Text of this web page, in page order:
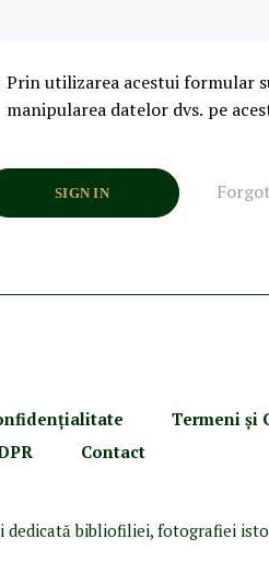
Prin utilizarea acestui formular
manipularea datelor dvs. pe
SIGN IN
ialitate
Termeni şi
Contact
dedicată bibliofiliei, fotografiei